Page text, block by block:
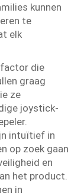
kunnen
te
elk
factor die
graag
ze
joystick-
intuïtief in
op zoek gaan
en
het product.
in